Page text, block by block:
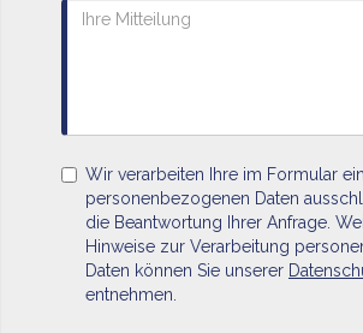
Wir verarbeiten Ihre im Formular
personenbezogenen Daten
die Beantwortung Ihrer Anfrage.
Hinweise zur Verarbeitung
Daten können Sie unserer
entnehmen.